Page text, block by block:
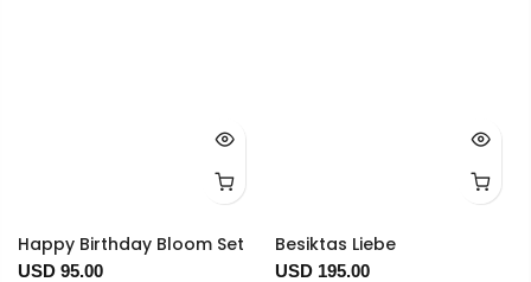
Happy Birthday Bloom Set
USD 95.00
Besiktas Liebe
USD 195.00